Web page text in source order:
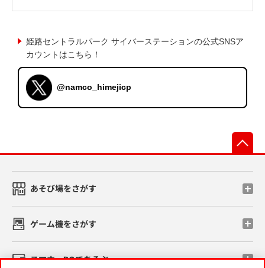
姫路セントラルパーク サイバーステーションの公式SNSア
カウントはこちら！
@namco_himejicp
あそび場をさがす
ゲーム機をさがす
スマホ・PCであそぶ